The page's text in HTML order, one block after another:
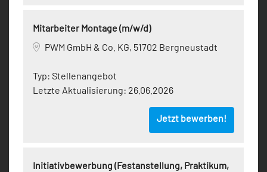
Mitarbeiter Montage (m/w/d)
PWM GmbH & Co. KG, 51702 Bergneustadt
Typ: Stellenangebot
Letzte Aktualisierung: 26.06.2026
Jetzt bewerben!
Initiativbewerbung (Festanstellung, Praktikum,